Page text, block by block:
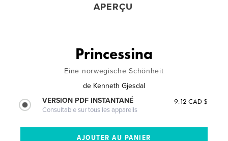
APERÇU
Princessina
Eine norwegische Schönheit
de Kenneth Gjesdal
VERSION PDF INSTANTANÉ
Consultable sur tous les appareils
9.12 CAD $